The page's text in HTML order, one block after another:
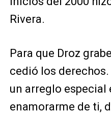
Rivera.
Para que Droz
cedió los
un arreglo especial
enamorarme de ti,